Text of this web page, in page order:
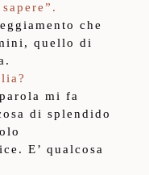
che
quello di
mi fa
di splendido
E’ qualcosa